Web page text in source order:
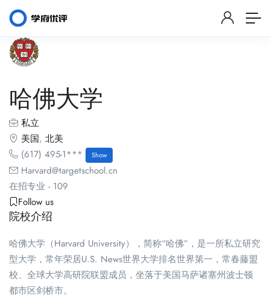
哈佛大学
私立
美国, 北美
(617) 495-1***
Show
Harvard@targetschool.cn
在招专业 - 109
Follow us
院校介绍
哈佛大学（Harvard University），简称“哈佛”，是一所私立研究
型大学，常年荣居U.S. News世界大学排名世界第一，常春藤盟
校、全球大学高研院联盟成员，坐落于美国马萨诸塞州波士顿
都市区剑桥市。